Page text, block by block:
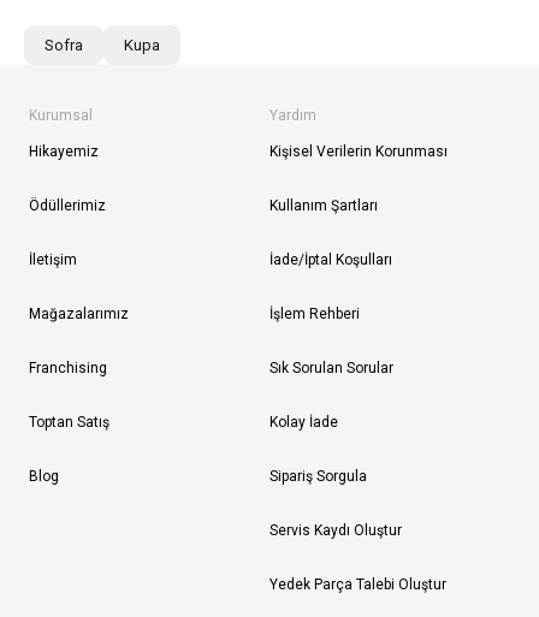
Sofra Kupa
Kurumsal
Hikayemiz
Ödüllerimiz
İletişim
Mağazalarımız
Franchising
Toptan Satış
Blog
Yardım
Kişisel Verilerin Korunması
Kullanım Şartları
İade/İptal Koşulları
İşlem Rehberi
Sık Sorulan Sorular
Kolay İade
Sipariş Sorgula
Servis Kaydı Oluştur
Yedek Parça Talebi Oluştur